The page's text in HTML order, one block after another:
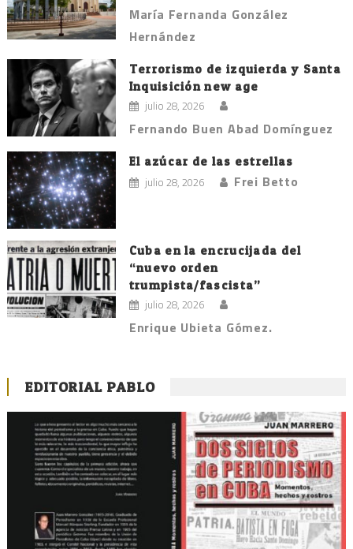
María Fernanda González
Hernández
Terrorismo de izquierda y Santa
Inquisición new age
julio 28, 2026
Fernando Buen Abad Domínguez
El azúcar de las estrellas
julio 28, 2026 Frei Betto
Cuba en la encrucijada del
“nuevo orden
trumpista/fascista”
julio 28, 2026
Enrique Ubieta Gómez.
EDITORIAL PABLO